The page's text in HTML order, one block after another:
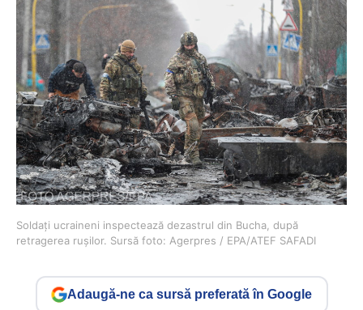
Soldați ucraineni inspectează dezastrul din Bucha, după
retragerea rușilor. Sursă foto: Agerpres / EPA/ATEF SAFADI
Adaugă-ne ca sursă preferată în Google